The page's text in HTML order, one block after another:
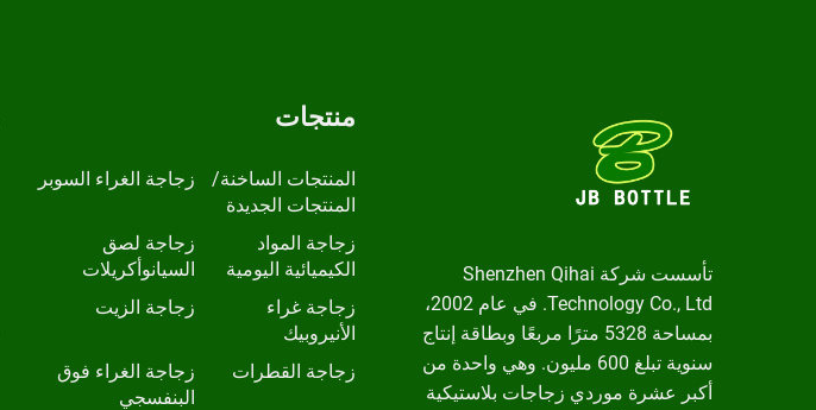
تأسست شركة Shenzhen Qihai
Technology Co., Ltd. في عام 2002،
بمساحة 5328 مترًا مربعًا وبطاقة إنتاج
سنوية تبلغ 600 مليون. وهي واحدة من
أكبر عشرة موردي زجاجات بلاستيكية
منتجات
المنتجات الساخنة/
المنتجات الجديدة
زجاجة الغراء السوبر
زجاجة المواد
الكيميائية اليومية
زجاجة لصق
السيانوأكريلات
زجاجة غراء
الأنيروبيك
زجاجة الزيت
زجاجة القطرات
زجاجة الغراء فوق
البنفسجي